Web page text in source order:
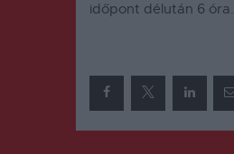
időpont délután 6 óra.